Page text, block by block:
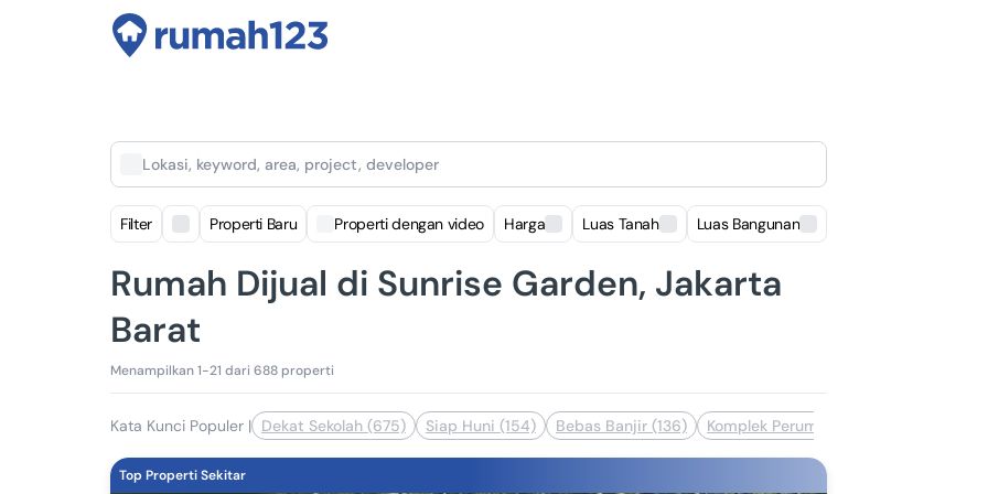
Lokasi, keyword, area, project, developer
Filter Properti Baru Properti dengan video Harga Luas Tanah Luas Bangunan
Rumah Dijual di Sunrise Garden, Jakarta
Barat
Menampilkan 1-21 dari 688 properti
Kata Kunci Populer | Dekat Sekolah (675) Siap Huni (154) Bebas Banjir (136) Komplek Perumahan (123)
Top Properti Sekitar